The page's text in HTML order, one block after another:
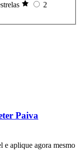
2
Paiva
e aplique agora mesmo